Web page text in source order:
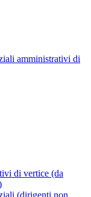
amministrativi di
di vertice (da